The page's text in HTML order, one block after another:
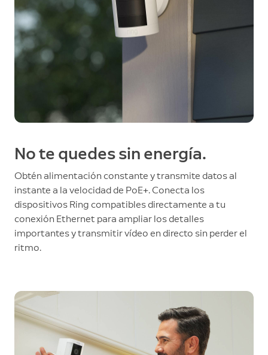
No te quedes sin energía.
Obtén alimentación constante y transmite datos al
instante a la velocidad de PoE+. Conecta los
dispositivos Ring compatibles directamente a tu
conexión Ethernet para ampliar los detalles
importantes y transmitir vídeo en directo sin perder el
ritmo.